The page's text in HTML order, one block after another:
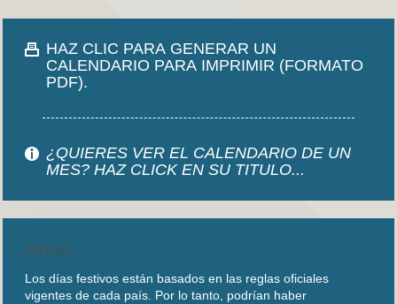
HAZ CLIC PARA GENERAR UN
CALENDARIO PARA IMPRIMIR (FORMATO
PDF).
¿QUIERES VER EL CALENDARIO DE UN
MES? HAZ CLICK EN SU TITULO...
AVISO
Los días festivos están basados en las reglas oficiales
vigentes de cada país. Por lo tanto, podrían haber